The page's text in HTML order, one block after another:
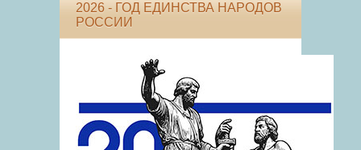
2026 - ГОД ЕДИНСТВА НАРОДОВ
РОССИИ